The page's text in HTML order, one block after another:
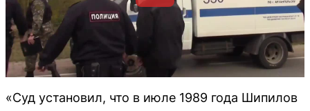
«Суд установил, что в июле 1989 года Шипилов